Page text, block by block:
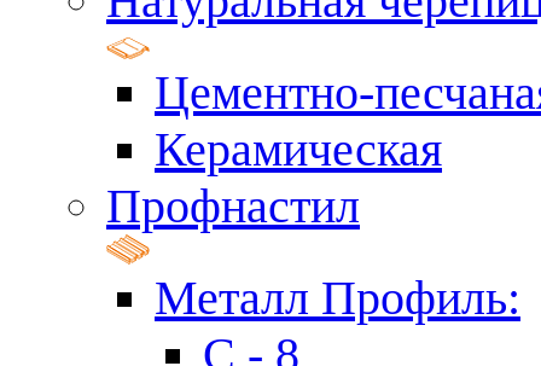
Цементно-
Керамическая
Профнастил
Металл Профиль:
C - 8